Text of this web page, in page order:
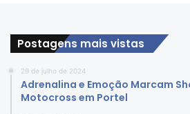
Postagens mais vistas
29 de julho de 2024
Adrenalina e Emoção Marcam
Motocross em Portel